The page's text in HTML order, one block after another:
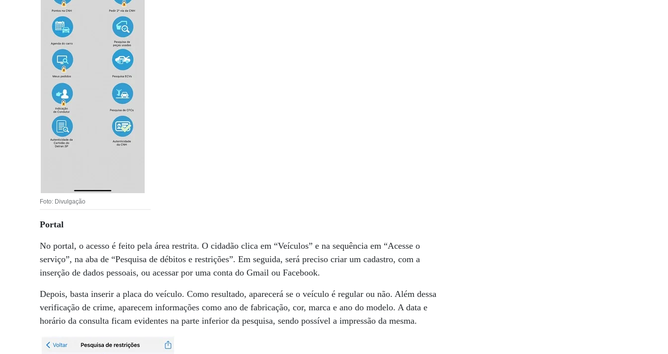
Foto: Divulgação
Portal
No portal, o acesso é feito pela área restrita. O cidadão clica em “Veículos” e na sequência em “Acesse o
serviço”, na aba de “Pesquisa de débitos e restrições”. Em seguida, será preciso criar um cadastro, com a
inserção de dados pessoais, ou acessar por uma conta do Gmail ou Facebook.
Depois, basta inserir a placa do veículo. Como resultado, aparecerá se o veículo é regular ou não. Além dessa
verificação de crime, aparecem informações como ano de fabricação, cor, marca e ano do modelo. A data e
horário da consulta ficam evidentes na parte inferior da pesquisa, sendo possível a impressão da mesma.